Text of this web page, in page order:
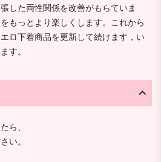
した両性関係を改善がもらていま
もっとより楽しくします。これから
ロ下着商品を更新して続けます，い
す。
ら、
い。